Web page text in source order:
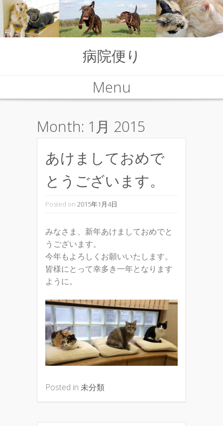
病院便り
Menu
Month: 1月 2015
あけましておめで
とうございます。
Posted on 2015年1月4日
みなさま、新年あけましておめでと
うございます。
今年もよろしくお願いいたします。
皆様にとって幸多き一年となります
ように。
Posted in 未分類